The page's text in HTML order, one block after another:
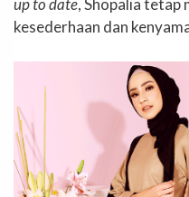
up to date, Shopalia tetap
kesederhaan dan